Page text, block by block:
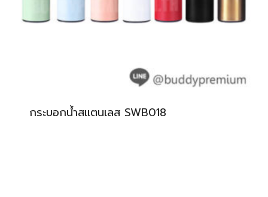
กระบอกน้ำสแตนเลส SWB018